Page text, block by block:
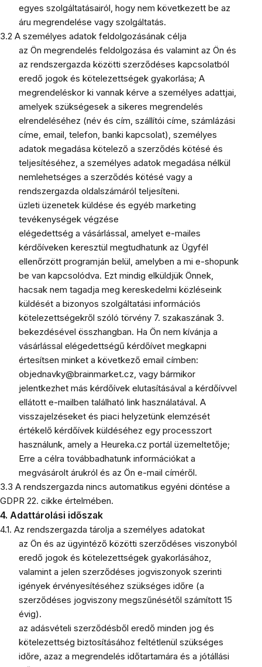
egyes szolgáltatásairól, hogy nem következett be az
áru megrendelése vagy szolgáltatás.
3.2 A személyes adatok feldolgozásának célja
az Ön megrendelés feldolgozása és valamint az Ön és
az rendszergazda közötti szerződéses kapcsolatból
eredő jogok és kötelezettségek gyakorlása; A
megrendeléskor ki vannak kérve a személyes adattjai,
amelyek szükségesek a sikeres megrendelés
elrendeléséhez (név és cím, szállítói címe, számlázási
címe, email, telefon, banki kapcsolat), személyes
adatok megadása kötelező a szerződés kötésé és
teljesítéséhez, a személyes adatok megadása nélkül
nemlehetséges a szerződés kötésé vagy a
rendszergazda oldalszámáról teljesíteni.
üzleti üzenetek küldése és egyéb marketing
tevékenységek végzése
elégedettség a vásárlással, amelyet e-mailes
kérdőíveken keresztül megtudhatunk az Ügyfél
ellenőrzött programján belül, amelyben a mi e-shopunk
be van kapcsolódva. Ezt mindig elküldjük Önnek,
hacsak nem tagadja meg kereskedelmi közléseink
küldését a bizonyos szolgáltatási információs
kötelezettségekről szóló törvény 7. szakaszának 3.
bekezdésével összhangban. Ha Ön nem kívánja a
vásárlással elégedettségű kérdőívet megkapni
értesítsen minket a következő email címben:
objednavky@brainmarket.cz, vagy bármikor
jelentkezhet más kérdőívek elutasításával a kérdőívvel
ellátott e-mailben található link használatával. A
visszajelzéseket és piaci helyzetünk elemzését
értékelő kérdőívek küldéséhez egy processzort
használunk, amely a Heureka.cz portál üzemeltetője;
Erre a célra továbbadhatunk információkat a
megvásárolt árukról és az Ön e-mail címéről.
3.3 A rendszergazda nincs automatikus egyéni döntése a
GDPR 22. cikke értelmében.
4. Adattárolási időszak
4.1. Az rendszergazda tárolja a személyes adatokat
az Ön és az ügyintéző közötti szerződéses viszonyból
eredő jogok és kötelezettségek gyakorlásához,
valamint a jelen szerződéses jogviszonyok szerinti
igények érvényesítéséhez szükséges időre (a
szerződéses jogviszony megszűnésétől számított 15
évig).
az adásvételi szerződésből eredő minden jog és
kötelezettség biztosításához feltétlenül szükséges
időre, azaz a megrendelés időtartamára és a jótállási